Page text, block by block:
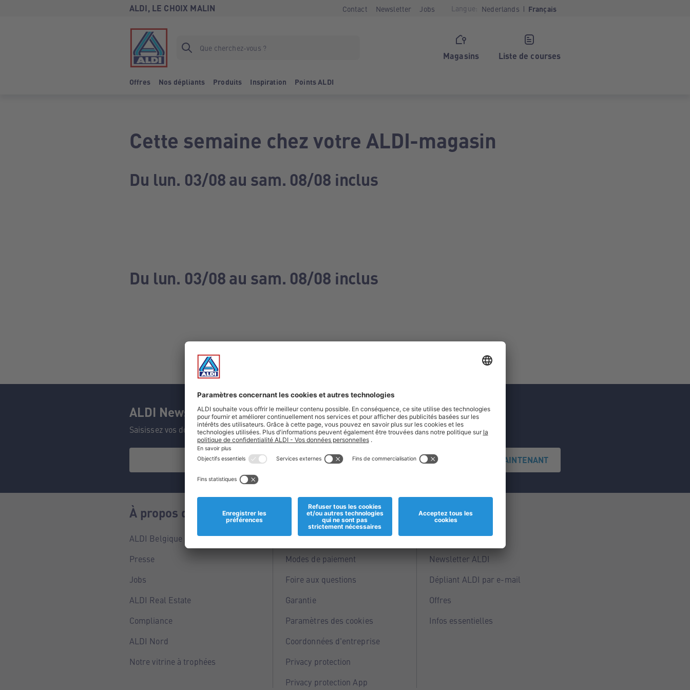
ALDI, LE CHOIX MALIN Contact Newsletter Jobs Langue: Nederlands Français
Magasins Liste de courses
Offres Nos dépliants Produits Inspiration Points ALDI
Cette semaine chez votre ALDI-magasin
Du lun. 03/08 au sam. 08/08 inclus
Du lun. 03/08 au sam. 08/08 inclus
ALDI Newsletter
Saisissez vos données et ne manquez aucune de nos offres.
S'INSCRIRE MAINTENANT
À propos de nous
ALDI Belgique
Presse
Jobs
ALDI Real Estate
Compliance
ALDI Nord
Notre vitrine à trophées
Informations
Magasins
Modes de paiement
Foire aux questions
Garantie
Paramètres des cookies
Coordonnées d'entreprise
Privacy protection
Privacy protection App
Service
Points ALDI
Newsletter ALDI
Dépliant ALDI par e-mail
Offres
Infos essentielles